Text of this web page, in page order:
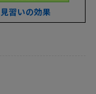
見習いの効果